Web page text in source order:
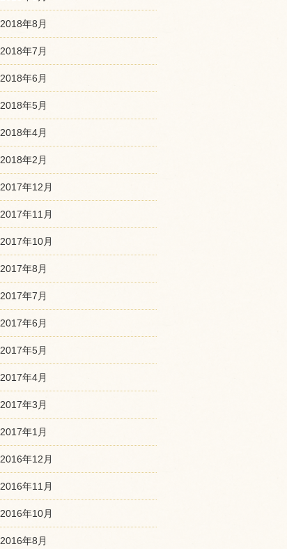
2018年8月
2018年7月
2018年6月
2018年5月
2018年4月
2018年2月
2017年12月
2017年11月
2017年10月
2017年8月
2017年7月
2017年6月
2017年5月
2017年4月
2017年3月
2017年1月
2016年12月
2016年11月
2016年10月
2016年8月